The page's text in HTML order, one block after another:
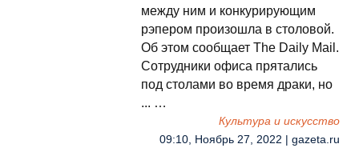
между ним и конкурирующим
рэпером произошла в столовой.
Об этом сообщает The Daily Mail.
Сотрудники офиса прятались
под столами во время драки, но
... …
Культура и искусство
09:10, Ноябрь 27, 2022 | gazeta.ru